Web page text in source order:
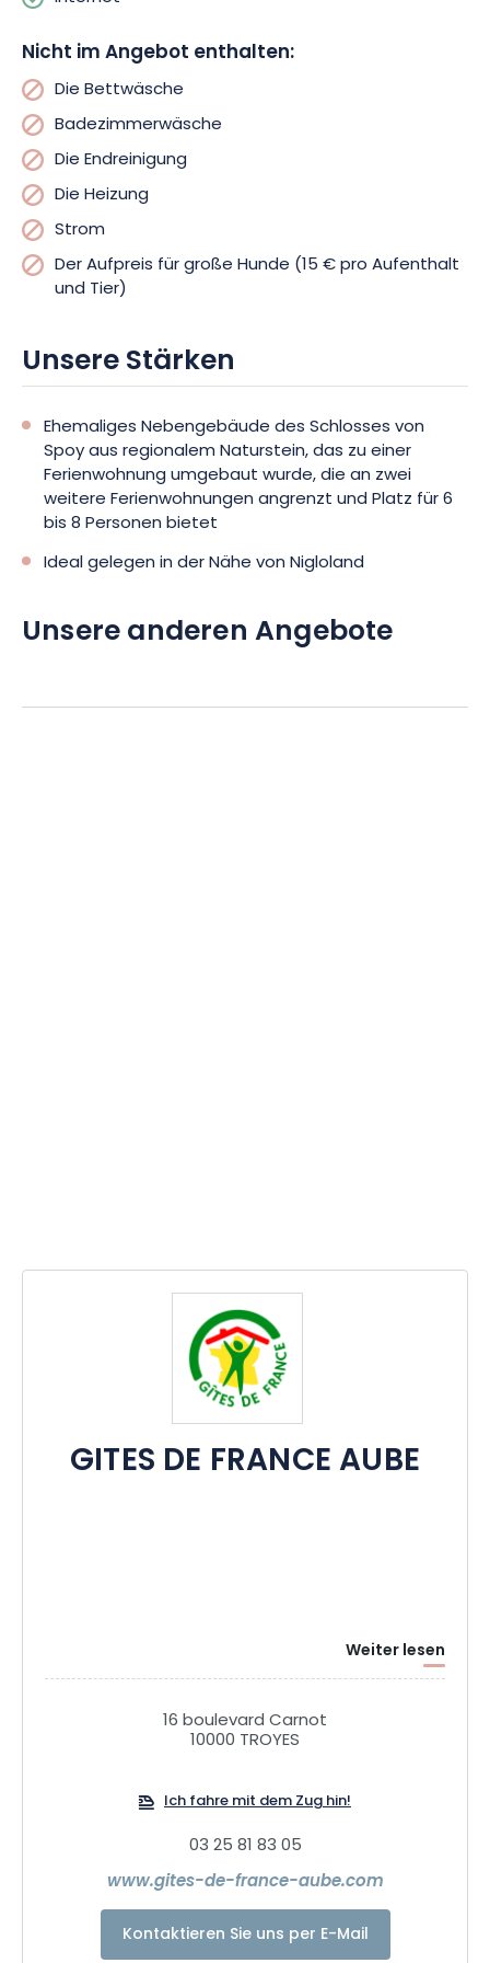
Heizung und Strom werden zusätzlich berechnet (5–10 € pro
Tag, je nach Saison). Bettwäsche wird zusätzlich berechnet.
Kleine Haustiere sind auf Anfrage beim Eigentümer erlaubt (15
€ pro Aufenthalt für große Hunde). Auf Anfrage kann eine
Kellertour angeboten werden.
Nicht im Angebot enthalten:
Die Bettwäsche
Badezimmerwäsche
Die Endreinigung
Die Heizung
Strom
Der Aufpreis für große Hunde (15 € pro Aufenthalt
und Tier)
Unsere Stärken
Ehemaliges Nebengebäude des Schlosses von
Spoy aus regionalem Naturstein, das zu einer
Ferienwohnung umgebaut wurde, die an zwei
weitere Ferienwohnungen angrenzt und Platz für 6
bis 8 Personen bietet
Ideal gelegen in der Nähe von Nigloland
Unsere anderen Angebote
GITES DE FRANCE AUBE
Weiter lesen
16 boulevard Carnot
10000 TROYES
Ich fahre mit dem Zug hin!
03 25 81 83 05
www.gites-de-france-aube.com
Kontaktieren Sie uns per E-Mail